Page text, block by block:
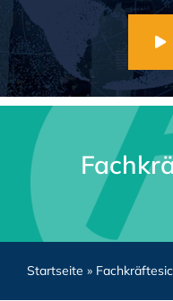
Kontakt
Startseite »